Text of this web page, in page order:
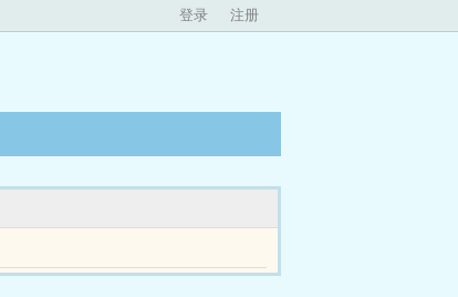
登录 注册